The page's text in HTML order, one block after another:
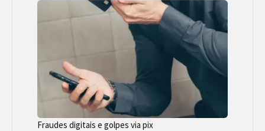
Fraudes digitais e golpes via pix